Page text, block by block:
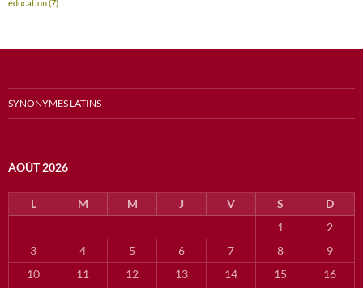
éducation(7)
SYNONYMES LATINS
AOÛT 2026
L M M J V S
D
1
2
3
4 5 6 7 8
9
10
11 12 13 14 15 16